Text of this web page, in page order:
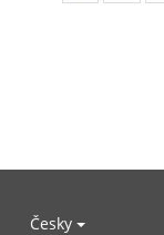
Česky